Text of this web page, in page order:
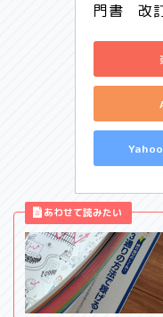
門書　改